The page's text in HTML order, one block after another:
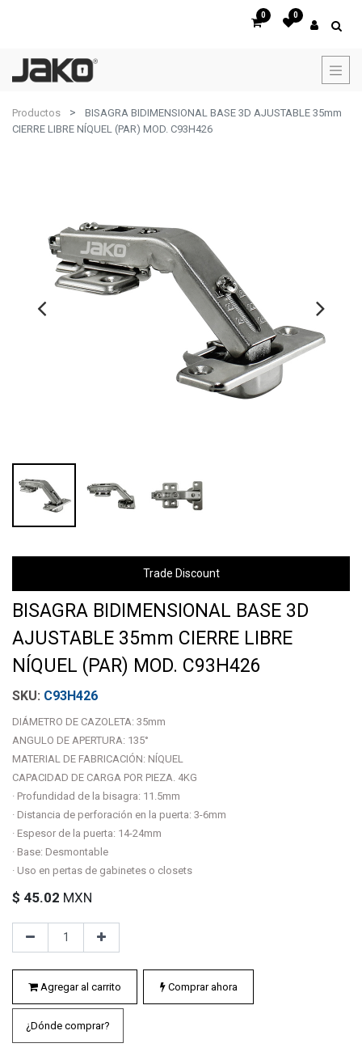
0 0
Productos
BISAGRA BIDIMENSIONAL BASE 3D AJUSTABLE 35mm
CIERRE LIBRE NÍQUEL (PAR) MOD. C93H426
Trade Discount
BISAGRA BIDIMENSIONAL BASE 3D
AJUSTABLE 35mm CIERRE LIBRE
NÍQUEL (PAR) MOD. C93H426
C93H426
DIÁMETRO DE CAZOLETA: 35mm
ANGULO DE APERTURA: 135°
MATERIAL DE FABRICACIÓN: NÍQUEL
CAPACIDAD DE CARGA POR PIEZA. 4KG
· Profundidad de la bisagra: 11.5mm
· Distancia de perforación en la puerta: 3-6mm
· Espesor de la puerta: 14-24mm
· Base: Desmontable
· Uso en pertas de gabinetes o closets
$ 45.02 MXN
Agregar al carrito Comprar ahora
¿Dónde comprar?